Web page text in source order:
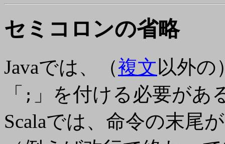
セミコロンの省略
Javaでは、（複文 以外の
「 ; 」を付ける必要があ
Scalaでは、命令の末尾